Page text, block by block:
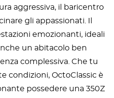
aggressiva, il baricentro
gli appassionati. Il
emozionanti, ideali
un abitacolo ben
complessiva. Che tu
condizioni, OctoClassic è
possedere una 350Z